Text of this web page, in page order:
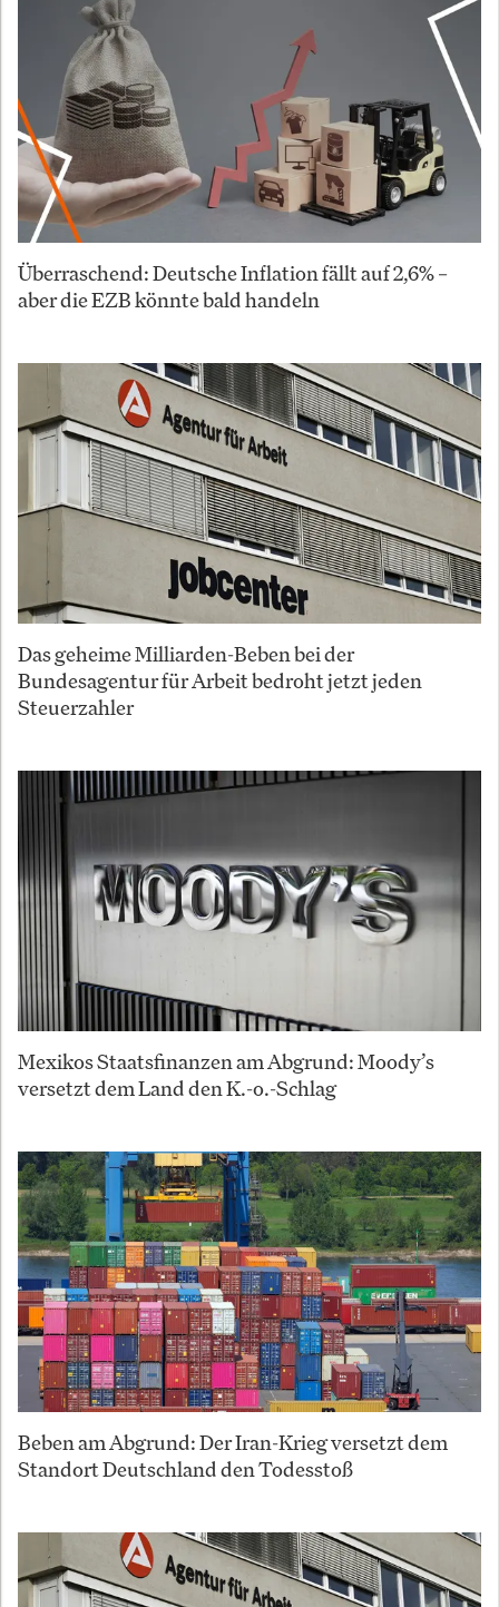
Überraschend: Deutsche Inflation fällt auf 2,6% –
aber die EZB könnte bald handeln
Das geheime Milliarden-Beben bei der
Bundesagentur für Arbeit bedroht jetzt jeden
Steuerzahler
Mexikos Staatsfinanzen am Abgrund: Moody’s
versetzt dem Land den K.-o.-Schlag
Beben am Abgrund: Der Iran-Krieg versetzt dem
Standort Deutschland den Todesstoß